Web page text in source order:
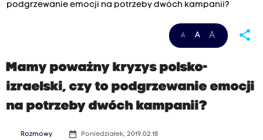
podgrzewanie emocji na potrzeby dwóch kampanii?
A A A share
Mamy poważny kryzys polsko-
izraelski, czy to podgrzewanie emocji
na potrzeby dwóch kampanii?
Rozmowy date_range Poniedziałek, 2019.02.18